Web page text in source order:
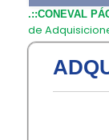
.::CONEVAL
de